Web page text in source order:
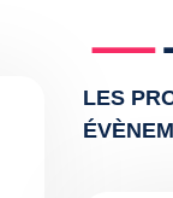
LES